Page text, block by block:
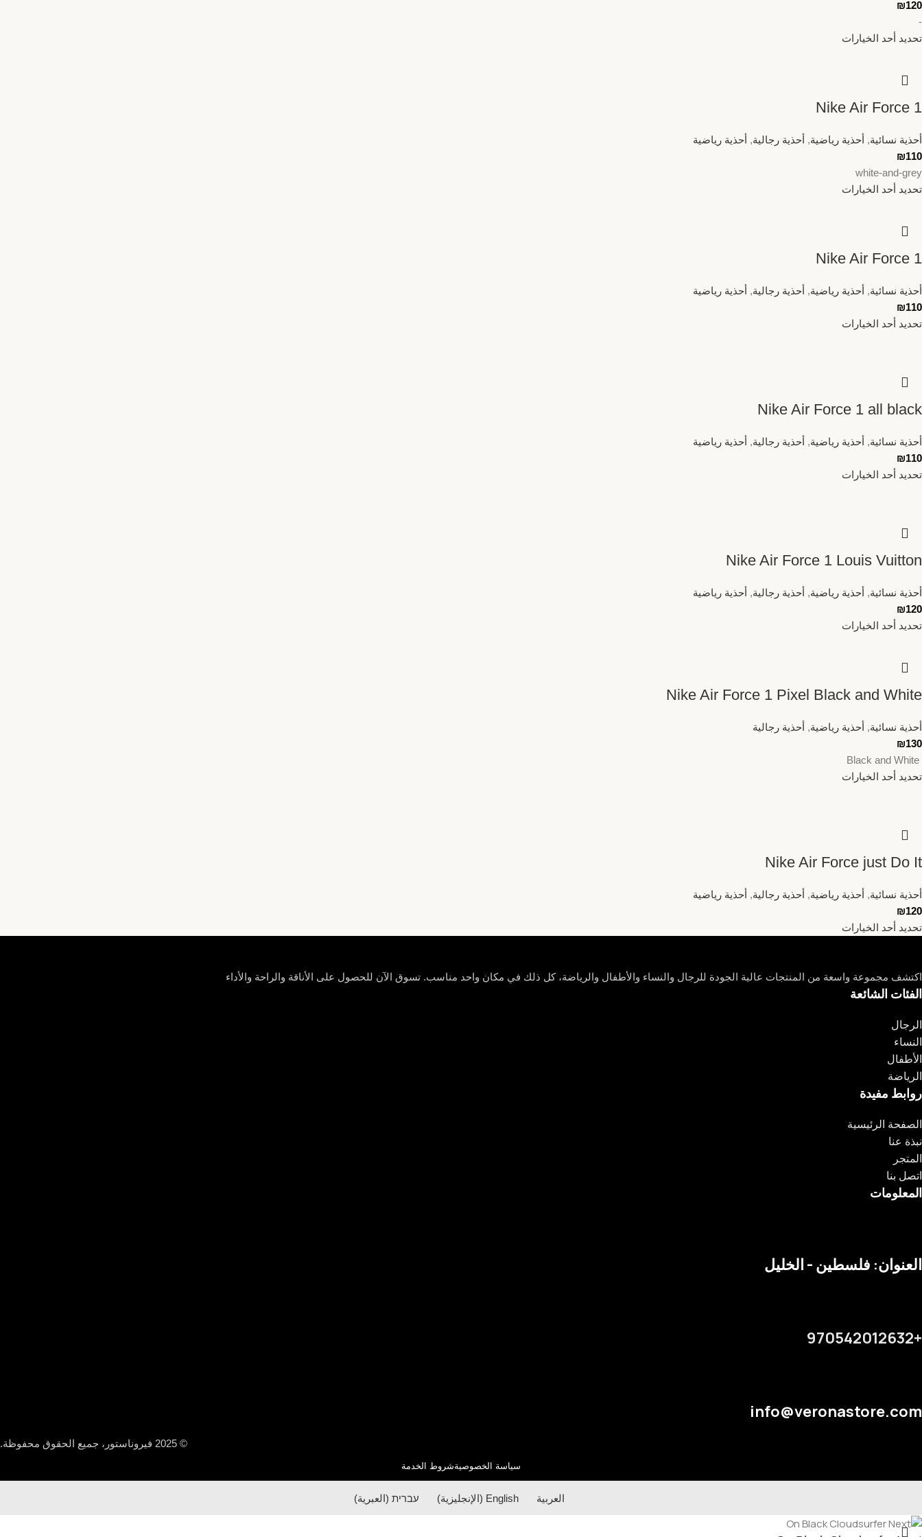
₪120
-
تحديد أحد الخيارات
Nike Air Force 1
أحذية نسائية, أحذية رياضية, أحذية رجالية, أحذية رياضية
₪110
white-and-grey
تحديد أحد الخيارات
Nike Air Force 1
أحذية نسائية, أحذية رياضية, أحذية رجالية, أحذية رياضية
₪110
تحديد أحد الخيارات
Nike Air Force 1 all black
أحذية نسائية, أحذية رياضية, أحذية رجالية, أحذية رياضية
₪110
تحديد أحد الخيارات
Nike Air Force 1 Louis Vuitton
أحذية نسائية, أحذية رياضية, أحذية رجالية, أحذية رياضية
₪120
تحديد أحد الخيارات
Nike Air Force 1 Pixel Black and White
أحذية نسائية, أحذية رياضية, أحذية رجالية
₪130
Black and White
تحديد أحد الخيارات
Nike Air Force just Do It
أحذية نسائية, أحذية رياضية, أحذية رجالية, أحذية رياضية
₪120
تحديد أحد الخيارات
اكتشف مجموعة واسعة من المنتجات عالية الجودة للرجال والنساء والأطفال والرياضة، كل ذلك في مكان واحد مناسب. تسوق الآن للحصول على الأناقة والراحة والأداء
الفئات الشائعة
الرجال
النساء
الأطفال
الرياضة
روابط مفيدة
الصفحة الرئيسية
نبذة عنا
المتجر
اتصل بنا
المعلومات
العنوان: فلسطين - الخليل
+970542012632
info@veronastore.com
© 2025 فيروناستور، جميع الحقوق محفوظة.
سياسة الخصوصيةشروط الخدمة
العربية English
(الإنجليزية) עברית (العبرية)